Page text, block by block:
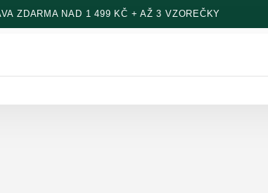
ZDARMA NAD 1 499 KČ + AŽ 3 VZOREČKY